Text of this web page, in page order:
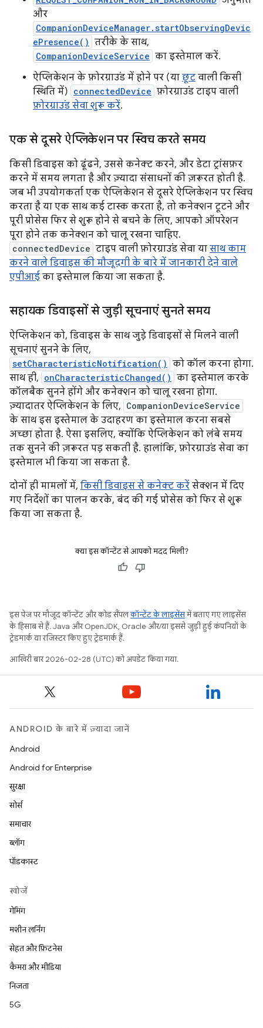
और
CompanionDeviceManager.startObservingDevic
ePresence() तरीके के साथ,
CompanionDeviceService का इस्तेमाल करें.
ऐप्लिकेशन के फ़ोरग्राउंड में होने पर (या छूट वाली किसी
स्थिति में) connectedDevice फ़ोरग्राउंड टाइप वाली
फ़ोरग्राउंड सेवा शुरू करें.
एक से दूसरे ऐप्लिकेशन पर स्विच करते समय
किसी डिवाइस को ढूंढने, उससे कनेक्ट करने, और डेटा ट्रांसफ़र
करने में समय लगता है और ज़्यादा संसाधनों की ज़रूरत होती है.
जब भी उपयोगकर्ता एक ऐप्लिकेशन से दूसरे ऐप्लिकेशन पर स्विच
करता है या एक साथ कई टास्क करता है, तो कनेक्शन टूटने और
पूरी प्रोसेस फिर से शुरू होने से बचने के लिए, आपको ऑपरेशन
पूरा होने तक कनेक्शन को चालू रखना चाहिए.
connectedDevice टाइप वाली फ़ोरग्राउंड सेवा या साथ काम
करने वाले डिवाइस की मौजूदगी के बारे में जानकारी देने वाले
एपीआई का इस्तेमाल किया जा सकता है.
सहायक डिवाइसों से जुड़ी सूचनाएं सुनते समय
ऐप्लिकेशन को, डिवाइस के साथ जुड़े डिवाइसों से मिलने वाली
सूचनाएं सुनने के लिए,
setCharacteristicNotification() को कॉल करना होगा.
साथ ही, onCharacteristicChanged() का इस्तेमाल करके
कॉलबैक सुनने होंगे और कनेक्शन को चालू रखना होगा.
ज़्यादातर ऐप्लिकेशन के लिए, CompanionDeviceService
के साथ इस इस्तेमाल के उदाहरण का इस्तेमाल करना सबसे
अच्छा होता है. ऐसा इसलिए, क्योंकि ऐप्लिकेशन को लंबे समय
तक सुनने की ज़रूरत पड़ सकती है. हालांकि, फ़ोरग्राउंड सेवा का
इस्तेमाल भी किया जा सकता है.
दोनों ही मामलों में, किसी डिवाइस से कनेक्ट करें सेक्शन में दिए
गए निर्देशों का पालन करके, बंद की गई प्रोसेस को फिर से शुरू
किया जा सकता है.
क्या इस कॉन्टेंट से आपको मदद मिली?
इस पेज पर मौजूद कॉन्टेंट और कोड सैंपलकॉन्टेंट के लाइसेंसमें बताए गए लाइसेंस
के हिसाब से हैं. Java और OpenJDK, Oracle और/या इससे जुड़ी हुई कंपनियों के
ट्रेडमार्क या रजिस्टर किए हुए ट्रेडमार्क हैं.
आखिरी बार 2026-02-28 (UTC) को अपडेट किया गया.
ANDROID के बारे में ज़्यादा जानें
Android
Android for Enterprise
सुरक्षा
सोर्स
समाचार
ब्लॉग
पॉडकास्ट
खोजें
गेमिंग
मशीन लर्निंग
सेहत और फ़िटनेस
कैमरा और मीडिया
निजता
5G